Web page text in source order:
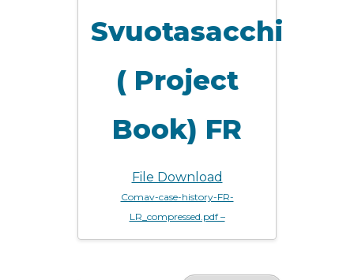
Svuotasacchi
( Project
Book) FR
File Download
Comav-case-history-FR-
LR_compressed.pdf –